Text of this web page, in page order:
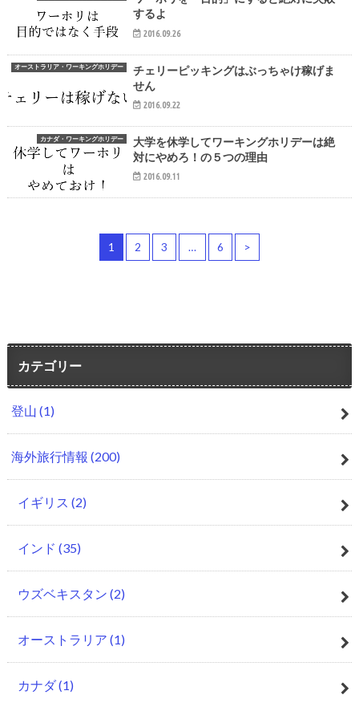
するよ
2016.09.26
オーストラリア・ワーキングホリデー
チェリーピッキングはぶっちゃけ稼げま
せん
2016.09.22
カナダ・ワーキングホリデー
大学を休学してワーキングホリデーは絶
対にやめろ！の５つの理由
2016.09.11
1 2 3 … 6 >
カテゴリー
登山 (1)
海外旅行情報 (200)
イギリス (2)
インド (35)
ウズベキスタン (2)
オーストラリア (1)
カナダ(1)